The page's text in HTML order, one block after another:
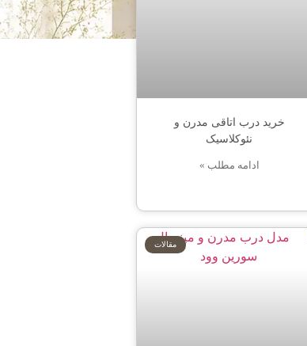
خرید درب اتاقی مدرن و
نئوکلاسیک
ادامه مطلب »
مقالات